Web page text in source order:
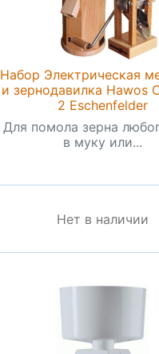
Набор Электрическая
и зернодавилка Hawos
2 Eschenfelder
Для помола зерна
в муку или...
Нет в наличии